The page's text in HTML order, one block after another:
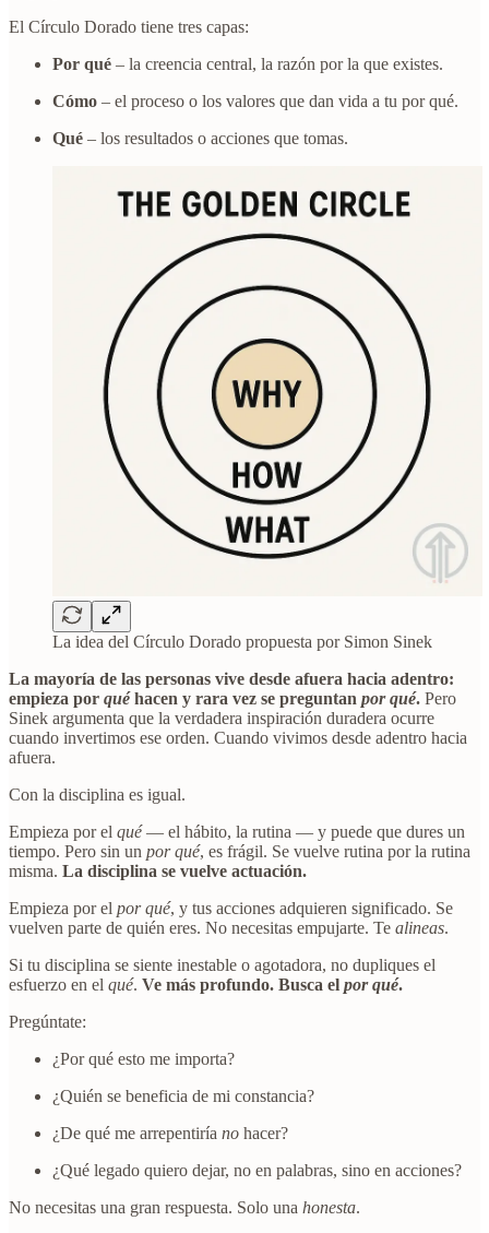
El Círculo Dorado tiene tres capas:
Por qué – la creencia central, la razón por la que existes.
Cómo – el proceso o los valores que dan vida a tu por qué.
Qué – los resultados o acciones que tomas.
La idea del Círculo Dorado propuesta por Simon Sinek
La mayoría de las personas vive desde afuera hacia adentro:
empieza por quéhacen y rara vez se preguntan por qué. Pero
Sinek argumenta que la verdadera inspiración duradera ocurre
cuando invertimos ese orden. Cuando vivimos desde adentro hacia
afuera.
Con la disciplina es igual.
Empieza por el qué— el hábito, la rutina — y puede que dures un
tiempo. Pero sin un por qué, es frágil. Se vuelve rutina por la rutina
misma. La disciplina se vuelve actuación.
Empieza por el por qué, y tus acciones adquieren significado. Se
vuelven parte de quién eres. No necesitas empujarte. Te alineas.
Si tu disciplina se siente inestable o agotadora, no dupliques el
esfuerzo en el qué. Ve más profundo. Busca el por qué.
Pregúntate:
¿Por qué esto me importa?
¿Quién se beneficia de mi constancia?
¿De qué me arrepentiría no hacer?
¿Qué legado quiero dejar, no en palabras, sino en acciones?
No necesitas una gran respuesta. Solo una honesta.